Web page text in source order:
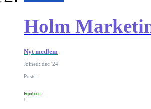
Holm
Nyt medlem
Joined: dec '24
Posts:
Reputation: